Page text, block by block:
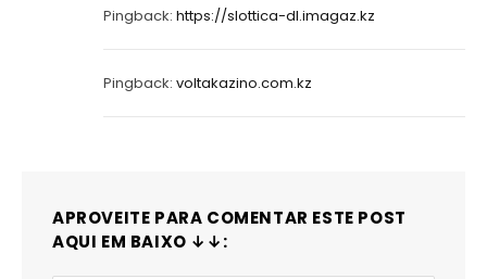
Pingback: https://slottica-dl.imagaz.kz
Pingback: voltakazino.com.kz
APROVEITE PARA COMENTAR ESTE POST
AQUI EM BAIXO ↓↓: